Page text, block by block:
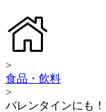
>
食品・飲料
>
バレンタインにも